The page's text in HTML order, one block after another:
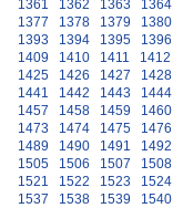
1361
1362 1363 1364
1377
1378 1379 1380
1393
1394 1395 1396
1409
1410 1411 1412
1425
1426 1427 1428
1441
1442 1443 1444
1457
1458 1459 1460
1473
1474 1475 1476
1489
1490 1491 1492
1505
1506 1507 1508
1521
1522 1523 1524
1537
1538 1539 1540